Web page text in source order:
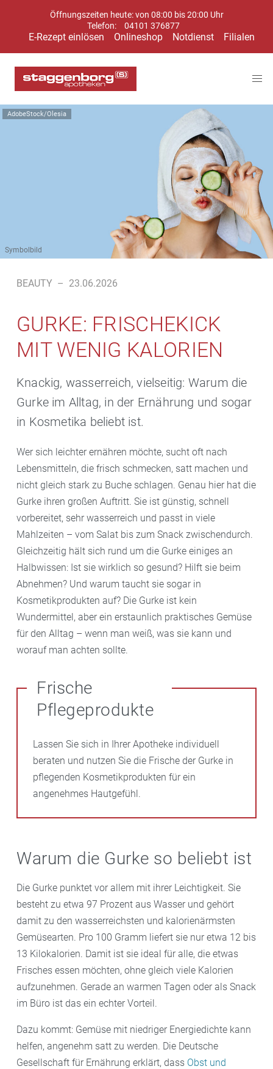
Öffnungszeiten heute: von 08:00 bis 20:00 Uhr
Telefon:
04101 376877
E-Rezept einlösen Onlineshop Notdienst Filialen
AdobeStock/Olesia
Symbolbild
BEAUTY – 23.06.2026
GURKE: FRISCHEKICK
MIT WENIG KALORIEN
Knackig, wasserreich, vielseitig: Warum die
Gurke im Alltag, in der Ernährung und sogar
in Kosmetika beliebt ist.
Wer sich leichter ernähren möchte, sucht oft nach
Lebensmitteln, die frisch schmecken, satt machen und
nicht gleich stark zu Buche schlagen. Genau hier hat die
Gurke ihren großen Auftritt. Sie ist günstig, schnell
vorbereitet, sehr wasserreich und passt in viele
Mahlzeiten – vom Salat bis zum Snack zwischendurch.
Gleichzeitig hält sich rund um die Gurke einiges an
Halbwissen: Ist sie wirklich so gesund? Hilft sie beim
Abnehmen? Und warum taucht sie sogar in
Kosmetikprodukten auf? Die Gurke ist kein
Wundermittel, aber ein erstaunlich praktisches Gemüse
für den Alltag – wenn man weiß, was sie kann und
worauf man achten sollte.
Frische
Pflegeprodukte
Lassen Sie sich in Ihrer Apotheke individuell
beraten und nutzen Sie die Frische der Gurke in
pflegenden Kosmetikprodukten für ein
angenehmes Hautgefühl.
Warum die Gurke so beliebt ist
Die Gurke punktet vor allem mit ihrer Leichtigkeit. Sie
besteht zu etwa 97 Prozent aus Wasser und gehört
damit zu den wasserreichsten und kalorienärmsten
Gemüsearten. Pro 100 Gramm liefert sie nur etwa 12 bis
13 Kilokalorien. Damit ist sie ideal für alle, die etwas
Frisches essen möchten, ohne gleich viele Kalorien
aufzunehmen. Gerade an warmen Tagen oder als Snack
im Büro ist das ein echter Vorteil.
Dazu kommt: Gemüse mit niedriger Energiedichte kann
helfen, angenehm satt zu werden. Die Deutsche
Gesellschaft für Ernährung erklärt, dass Obst und